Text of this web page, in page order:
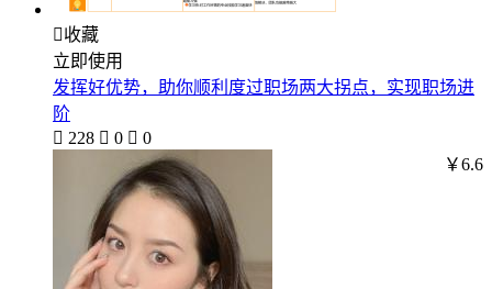
收藏
立即使用
发挥好优势，助你顺利度过职场两大拐点，实现职场进
阶
 228  0  0
￥6.6